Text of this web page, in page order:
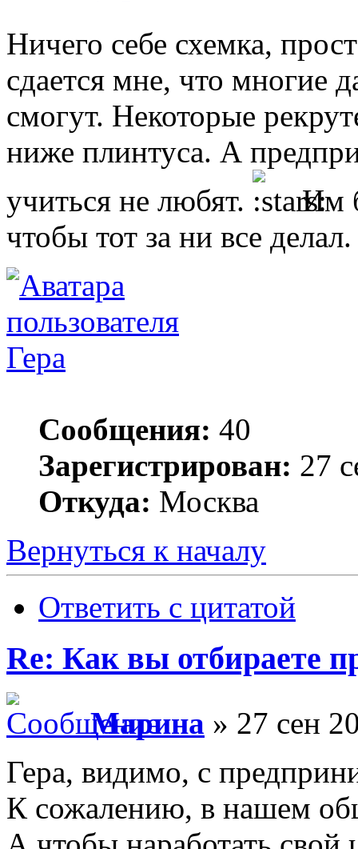
Ничего себе схемка,
сдается мне, что многие
смогут. Некоторые
ниже плинтуса. А
учиться не любят.
Им
чтобы тот за ни все
Гера
Сообщения: 40
Зарегистрирован: 27
Откуда: Москва
Вернуться к началу
Ответить с цитатой
Re: Как вы отбираете
Марина » 27 сен
Гера, видимо, с
К сожалению, в нашем